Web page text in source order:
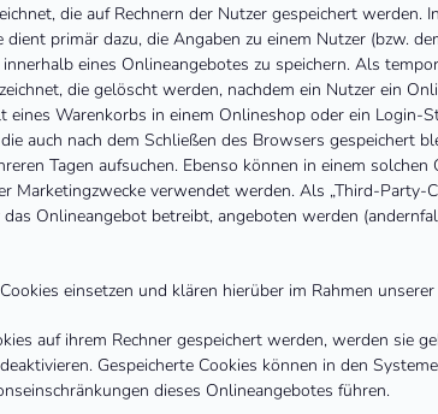
die auf Rechnern der Nutzer gespeichert werden.
primär dazu, die Angaben zu einem Nutzer (bzw.
eines Onlineangebotes zu speichern. Als
die gelöscht werden, nachdem ein Nutzer ein
eines Warenkorbs in einem Onlineshop oder ein Login-
auch nach dem Schließen des Browsers gespeichert
Tagen aufsuchen. Ebenso können in einem
Marketingzwecke verwendet werden. Als „Third-Party-
Onlineangebot betreibt, angeboten werden
einsetzen und klären hierüber im Rahmen
auf ihrem Rechner gespeichert werden, werden sie
Gespeicherte Cookies können in den
dieses Onlineangebotes führen.